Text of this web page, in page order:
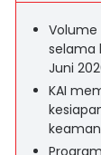
Volume
selama
Juni
KAI